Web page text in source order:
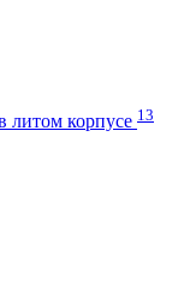
литом корпусе 13